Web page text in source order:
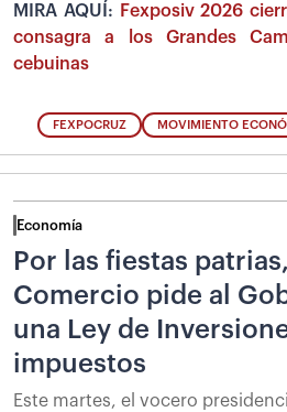
MIRA AQUÍ:
Fexposiv 2026
consagra a los Grandes
cebuinas
FEXPOCRUZ MOVIMIENTO
Economía
Por las fiestas
Comercio pide al
una Ley de
impuestos
Este martes, el vocero